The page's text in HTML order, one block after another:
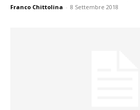
Franco Chittolina - 8 Settembre 2018